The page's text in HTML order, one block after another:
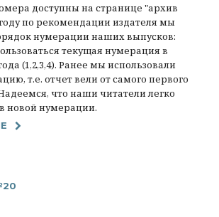
доступны на странице "архив
по рекомендации издателя мы
нумерации наших выпусков:
текущая нумерация в
(1,2,3,4). Ранее мы использовали
т.е. отчет вели от самого первого
что наши читатели легко
новой нумерации.